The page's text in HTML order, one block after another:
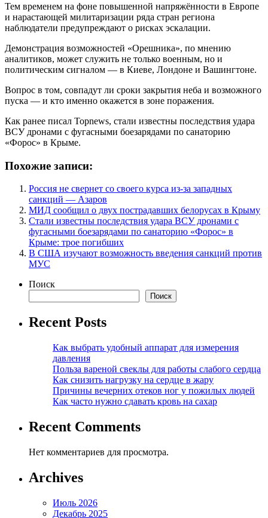
Тем временем на фоне повышенной напряжённости в Европе
и нарастающей милитаризации ряда стран региона
наблюдатели предупреждают о рисках эскалации.
Демонстрация возможностей «Орешника», по мнению
аналитиков, может служить не только военным, но и
политическим сигналом — в Киеве, Лондоне и Вашингтоне.
Вопрос в том, совпадут ли сроки закрытия неба и возможного
пуска — и кто именно окажется в зоне поражения.
Как ранее писал Topnews, стали известны последствия удара
ВСУ дронами с фугасными боезарядами по санаторию
«Форос» в Крыме.
Похожие записи:
Россия не свернет со своего курса из-за западных
санкций — Азаров
МИД сообщил о двух пострадавших белорусах в Крыму
Стали известны последствия удара ВСУ дронами с
фугасными боезарядами по санаторию «Форос» в
Крыме: трое погибших
В США изучают возможность введения санкций против
МУС
Поиск
Поиск
Recent Posts
Как выбрать удобный аппарат для измерения
давления
Польза вареной свеклы для работы слабого сердца
Как снизить нагрузку на сердце в жару
Причины вечерних отеков ног у пожилых людей
Как часто нужно сдавать кровь на сахар
Recent Comments
Нет комментариев для просмотра.
Archives
Июль 2026
Декабрь 2025